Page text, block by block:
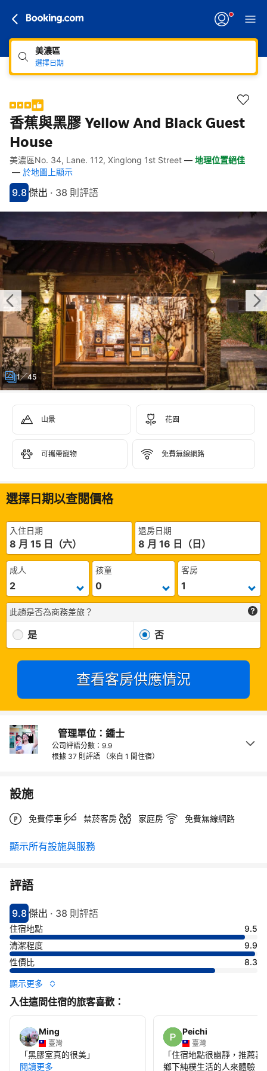
美濃區
選擇日期
香蕉與黑膠 Yellow And Black Guest
House
快速連結
跳至住宿介紹
跳至熱門設施
跳至客房類型
跳至訂房政策
美濃區No. 34, Lane. 112, Xinglong 1st Street — 地理位置絕佳
— 於地圖上顯示
分數9.8分
9.8
評比傑出
傑出 · 38 則評語
1／45
山景 花園
可攜帶寵物 免費無線網路
選擇日期以查閱價格
入住日期
8 月 15 日（六）
退房日期
8 月 16 日（日）
成人 孩童 客房
此趟是否為商務差旅？
是 否
查看客房供應情況
管理單位：鍾士
公司評語分數：9.9
根據 37 則評語
（來自 1 間住宿）
設施
免費停車 禁菸客房 家庭房 免費無線網路
顯示所有設施與服務
評語
分數9.8分
9.8
評比傑出
傑出 · 38 則評語
住宿地點
9.5
清潔程度
9.9
性價比
8.3
顯示更多
入住這間住宿的旅客喜歡：
Ming
臺灣
「黑膠室真的很美」
閱讀更多
Peichi
臺灣
「住宿地點很幽靜，推薦喜
鄉下純樸生活的人來體驗